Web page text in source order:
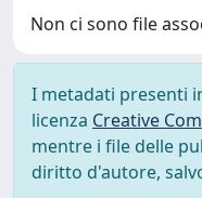
Non ci sono file
I metadati presenti
licenza Creative
mentre i file delle
diritto d'autore,